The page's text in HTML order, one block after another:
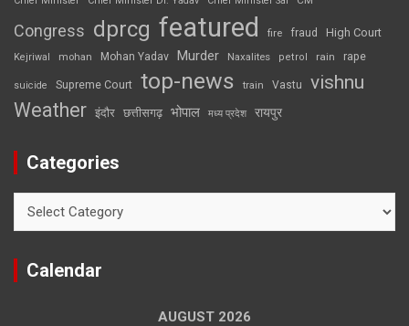
Congress dprcg featured fire fraud High Court
Kejriwal mohan Mohan Yadav Murder Naxalites petrol rain rape
suicide Supreme Court top-news train Vastu vishnu
Weather इंदौर छत्तीसगढ़ भोपाल मध्य प्रदेश रायपुर
Categories
Calendar
AUGUST 2026